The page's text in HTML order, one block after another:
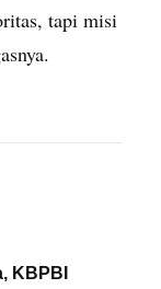
tapi misi
KBPBI